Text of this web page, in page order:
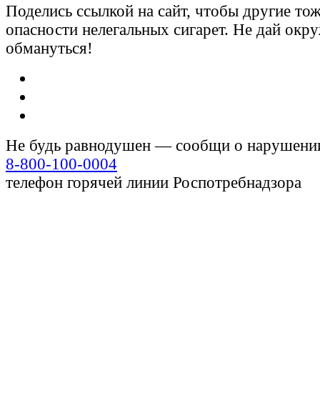
Поделись ссылкой на сайт, чтобы другие
опасности нелегальных сигарет. Не дай
обмануться!
Не будь равнодушен — сообщи о
8-800-100-0004
телефон горячей линии Роспотребнадзора